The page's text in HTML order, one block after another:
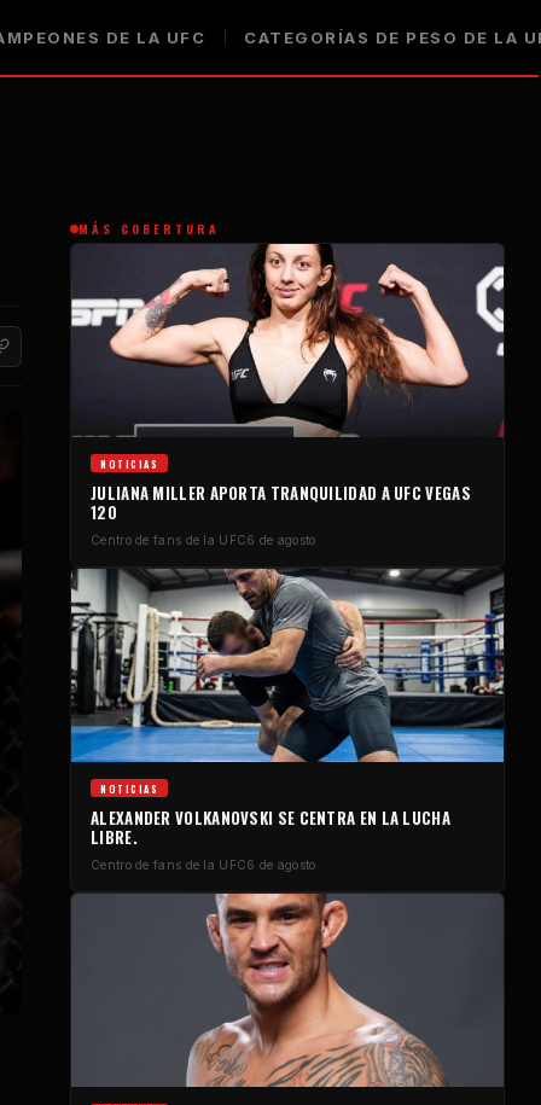
DE LA UFC CATEGORÍAS DE PESO DE LA
MÁS COBERTURA
NOTICIAS
JULIANA MILLER APORTA TRANQUILIDAD A UFC VEGAS
120
Centro de fans de la UFC6 de agosto
NOTICIAS
ALEXANDER VOLKANOVSKI SE CENTRA EN LA LUCHA
LIBRE.
Centro de fans de la UFC6 de agosto